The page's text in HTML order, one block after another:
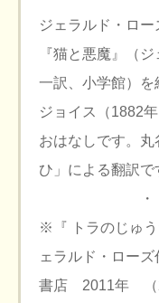
ジェラルド・ロ
『猫と悪魔』（
一訳、小学館）
ジョイス（1882
おはなしです。
ひ」による翻訳で
・・
※『 トラのじゅ
ェラルド・ロー
書店 2011年 （